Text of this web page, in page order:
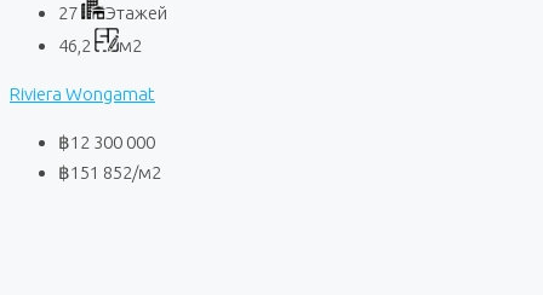
27
Этажей
46,2
м2
Riviera Wongamat
฿12 300 000
฿151 852/м2